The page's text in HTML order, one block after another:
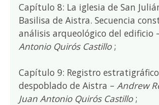
Capítulo 8: La iglesia de San
Basilisa de Aistra. Secuencia
análisis arqueológico del edificio
Antonio Quirós Castillo;
Capítulo 9: Registro
despoblado de Aistra –Andrew
Juan Antonio Quirós Castillo;